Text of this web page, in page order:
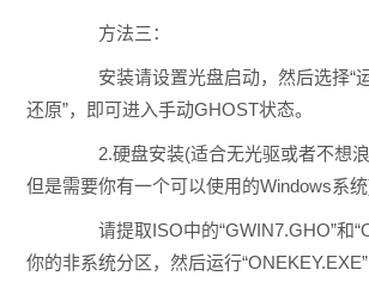
方法三：
安装请设置光盘启动，然后选择“
还原”，即可进入手动GHOST状态。
2.硬盘安装(适合无光驱或者不想浪
但是需要你有一个可以使用的Windows系
请提取ISO中的“GWIN7.GHO”和
你的非系统分区，然后运行